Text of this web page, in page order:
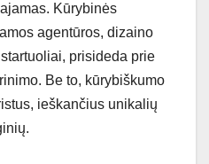
Kūrybinės
agentūros, dizaino
prisideda prie
Be to, kūrybiškumo
ieškančius unikalių